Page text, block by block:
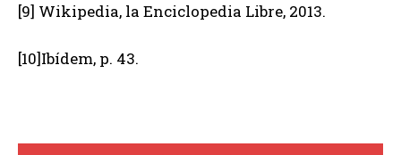
[9] Wikipedia, la Enciclopedia Libre, 2013.
[10]Ibídem, p. 43.